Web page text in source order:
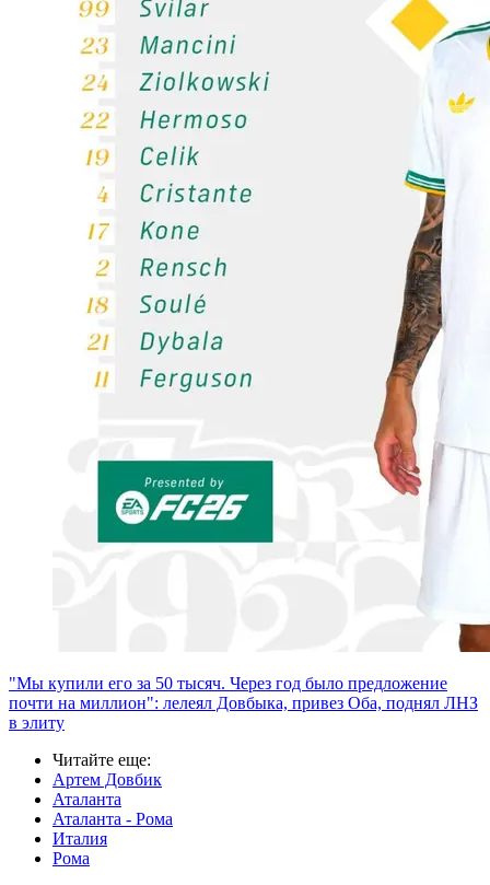
"Мы купили его за 50 тысяч. Через год было предложение
почти на миллион": лелеял Довбыка, привез Оба, поднял ЛНЗ
в элиту
Читайте еще:
Артем Довбик
Аталанта
Аталанта - Рома
Италия
Рома